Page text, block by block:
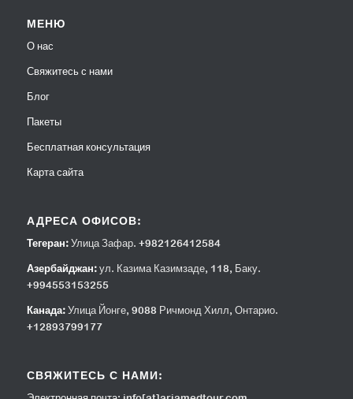
МЕНЮ
О нас
Свяжитесь с нами
Блог
Пакеты
Бесплатная консультация
Карта сайта
АДРЕСА ОФИСОВ:
Тегеран:Улица Зафар. +982126412584
Азербайджан: ул. Казима Казимзаде, 118, Баку.
+994553153255
Канада:Улица Йонге, 9088 Ричмонд Хилл, Онтарио.
+12893799177
СВЯЖИТЕСЬ С НАМИ: